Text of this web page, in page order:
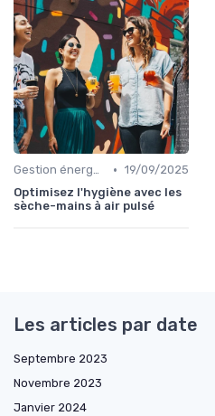
Gestion énergétique • 19/09/2025
Optimisez l'hygiène avec les
sèche-mains à air pulsé
Les articles par date
Septembre 2023
Novembre 2023
Janvier 2024